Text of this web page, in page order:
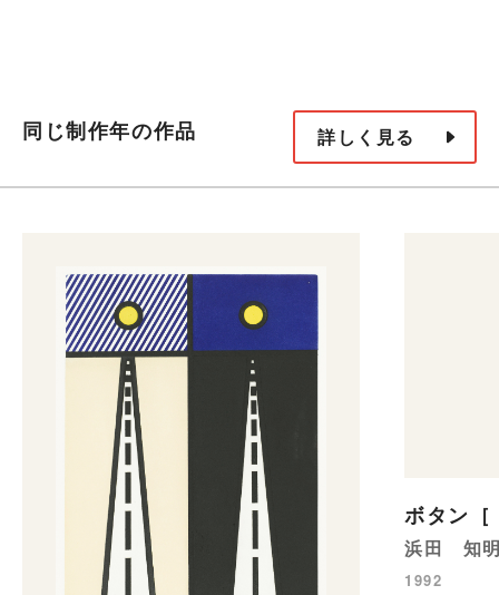
同じ制作年の作品 詳しく見る
ボタン［
浜田 知
1992